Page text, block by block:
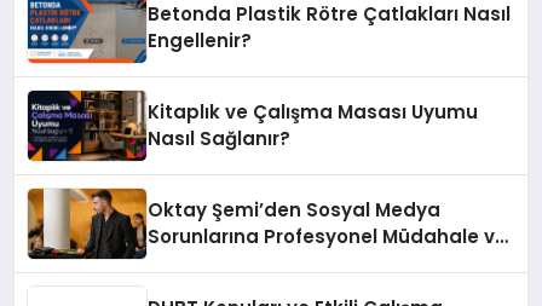
Betonda Plastik Rötre Çatlakları Nasıl
Engellenir?
Kitaplık ve Çalışma Masası Uyumu
Nasıl Sağlanır?
Oktay Şemi’den Sosyal Medya
Sorunlarına Profesyonel Müdahale ve